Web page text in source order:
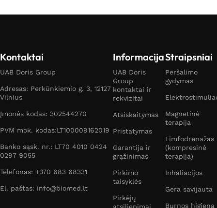
Kontaktai
UAB Doris Group
Adresas: Perkūnkiemio g. 3, 12127
Vilnius
Įmonės kodas: 302544270
PVM mok. kodas:LT100009162019
Banko sąsk. nr.: LT70 4010 0424
0297 9055
Telefonas: +370 683 68331
El. paštas: info@biomed.lt
Informacija
UAB Doris
Group
kontaktai ir
rekvizitai
Atsiskaitymas
Pristatymas
Garantija ir
grąžinimas
Pirkimo
taisyklės
Pirkėjų
atsiliepimai
Straipsniai
Peršalimo
gydymas
Magnetinė
terapija
Limfodrenažas
(kompresinė
terapija)
Inhaliacijos
Gera savijauta
Burnos higiena